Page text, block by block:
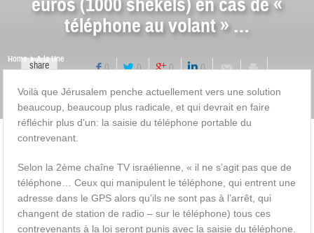
téléphone au volant » …
share 0 0 0 0
Home A la Une
Voilà que Jérusalem penche actuellement vers une solution
beaucoup, beaucoup plus radicale, et qui devrait en faire
réfléchir plus d’un: la saisie du téléphone portable du
contrevenant.
Selon la 2ème chaîne TV israélienne, « il ne s’agit pas que de
téléphone… Ceux qui manipulent le téléphone, qui entrent une
adresse dans le GPS alors qu’ils ne sont pas à l’arrêt, qui
changent de station de radio – sur le téléphone) tous ces
contrevenants à la loi seront punis avec la saisie du téléphone.